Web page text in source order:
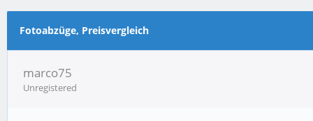
Fotoabzüge, Preisvergleich
marco75
Unregistered